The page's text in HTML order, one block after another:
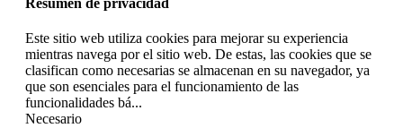
Este sitio web utiliza cookies para mejorar su experiencia
mientras navega por el sitio web. De estas, las cookies que se
clasifican como necesarias se almacenan en su navegador, ya
que son esenciales para el funcionamiento de las
funcionalidades bá...
Necesario